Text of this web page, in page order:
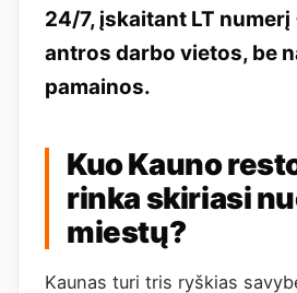
24/7, įskaitant LT numerį
antros darbo vietos, be
pamainos.
Kuo Kauno
rinka skiriasi
miestų?
Kaunas turi tris ryškias